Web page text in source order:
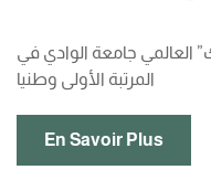
العالمي جامعة الوادي في
المرتبة الأولى وطنيا
En Savoir Plus